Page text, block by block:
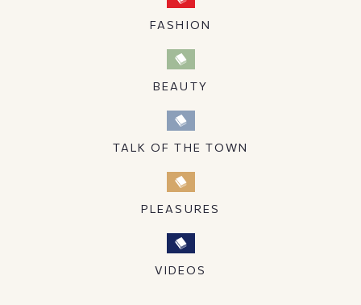
FASHION
BEAUTY
TALK OF THE TOWN
PLEASURES
VIDEOS